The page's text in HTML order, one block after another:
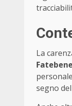
La
segno